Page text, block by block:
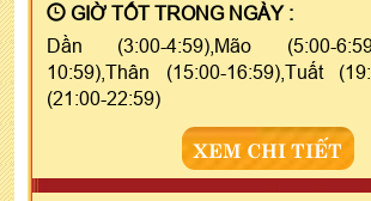
GIỜ TỐT TRONG NGÀY :
Dần (3:00-4:59),Mão (5:00-
10:59),Thân (15:00-16:59),Tuất
(21:00-22:59)
XEM CHI TIẾT